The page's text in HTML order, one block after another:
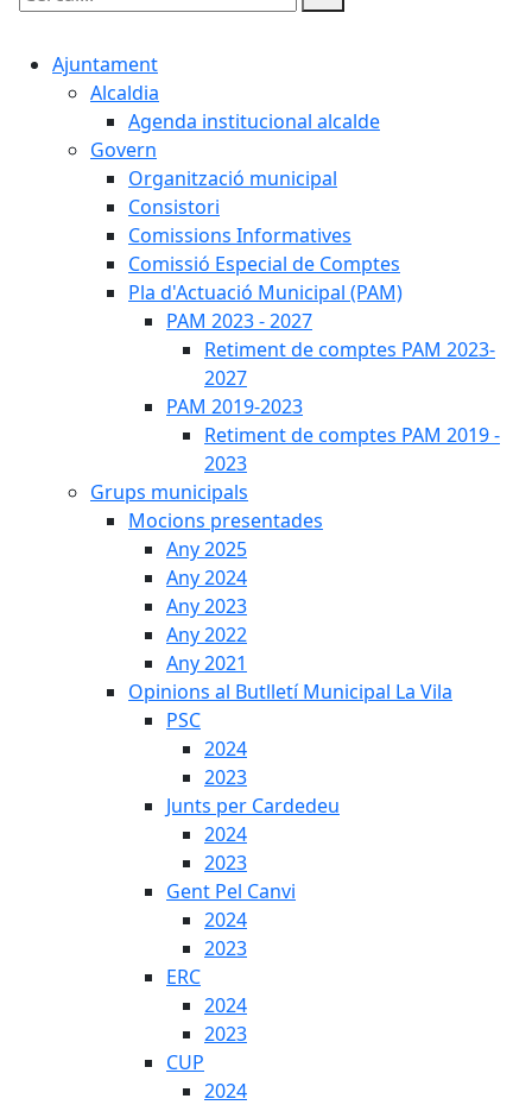
Cercar:
Ajuntament
Alcaldia
Agenda institucional alcalde
Govern
Organització municipal
Consistori
Comissions Informatives
Comissió Especial de Comptes
Pla d'Actuació Municipal (PAM)
PAM 2023 - 2027
Retiment de comptes PAM 2023-
2027
PAM 2019-2023
Retiment de comptes PAM 2019 -
2023
Grups municipals
Mocions presentades
Any 2025
Any 2024
Any 2023
Any 2022
Any 2021
Opinions al Butlletí Municipal La Vila
PSC
2024
2023
Junts per Cardedeu
2024
2023
Gent Pel Canvi
2024
2023
ERC
2024
2023
CUP
2024